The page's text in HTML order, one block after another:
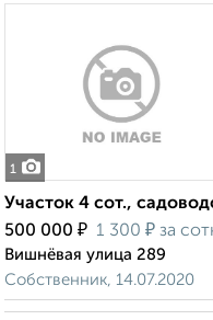
1
Участок 4 сот.,
500 000 ₽ 1 300 ₽ за
Вишнёвая улица 289
Собственник, 14.07.2020